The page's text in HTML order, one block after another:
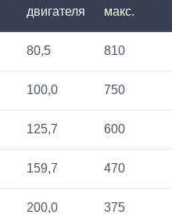
двигателя
макс.
80,5 810
100,0 750
125,7 600
159,7 470
200,0 375